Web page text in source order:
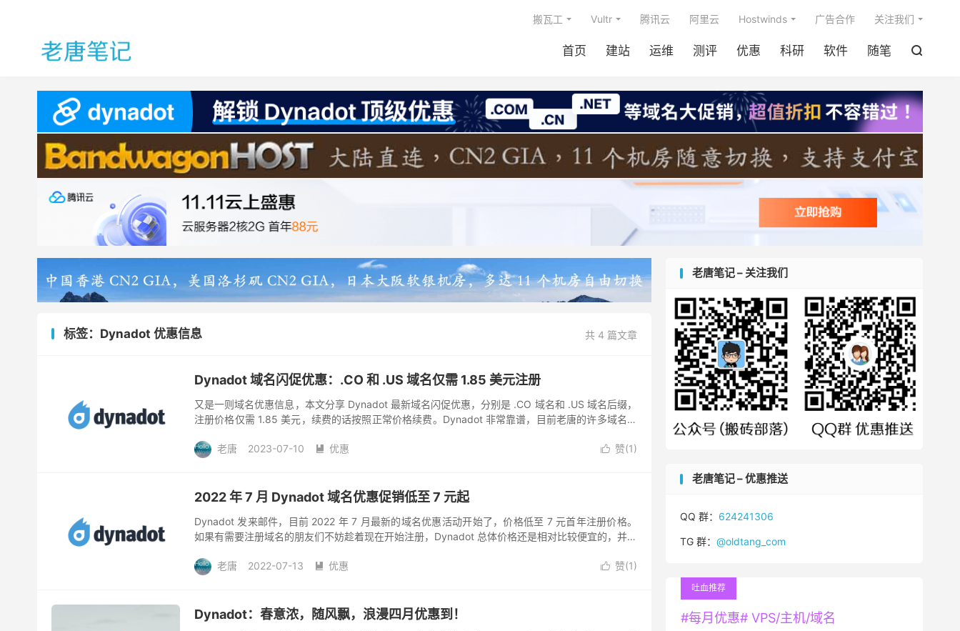
首页 建站 运维 测评 优惠 科研 软件 随笔 
搬瓦工 Vultr 腾讯云 阿里云 Hostwinds 广告合作 关注我们
共 4 篇文章
标签：Dynadot 优惠信息
Dynadot 域名闪促优惠：.CO 和 .US 域名仅需 1.85 美元注册
又是一则域名优惠信息，本文分享 Dynadot 最新域名闪促优惠，分别是 .CO 域名和 .US 域名后缀，
注册价格仅需 1.85 美元，续费的话按照正常价格续费。Dynadot 非常靠谱，目前老唐的许多域名都
 赞(1)
老唐 2023-07-10  优惠
2022 年 7 月 Dynadot 域名优惠促销低至 7 元起
Dynadot 发来邮件，目前 2022 年 7 月最新的域名优惠活动开始了，价格低至 7 元首年注册价格。
如果有需要注册域名的朋友们不妨趁着现在开始注册，Dynadot 总体价格还是相对比较便宜的，并且
 赞(1)
老唐 2022-07-13  优惠
Dynadot：春意浓，随风飘，浪漫四月优惠到！
老唐笔记 – 关注我们
老唐笔记 – 优惠推送
QQ 群： 624241306
TG 群： @oldtang_com
吐血推荐
#每月优惠# VPS/主机/域名